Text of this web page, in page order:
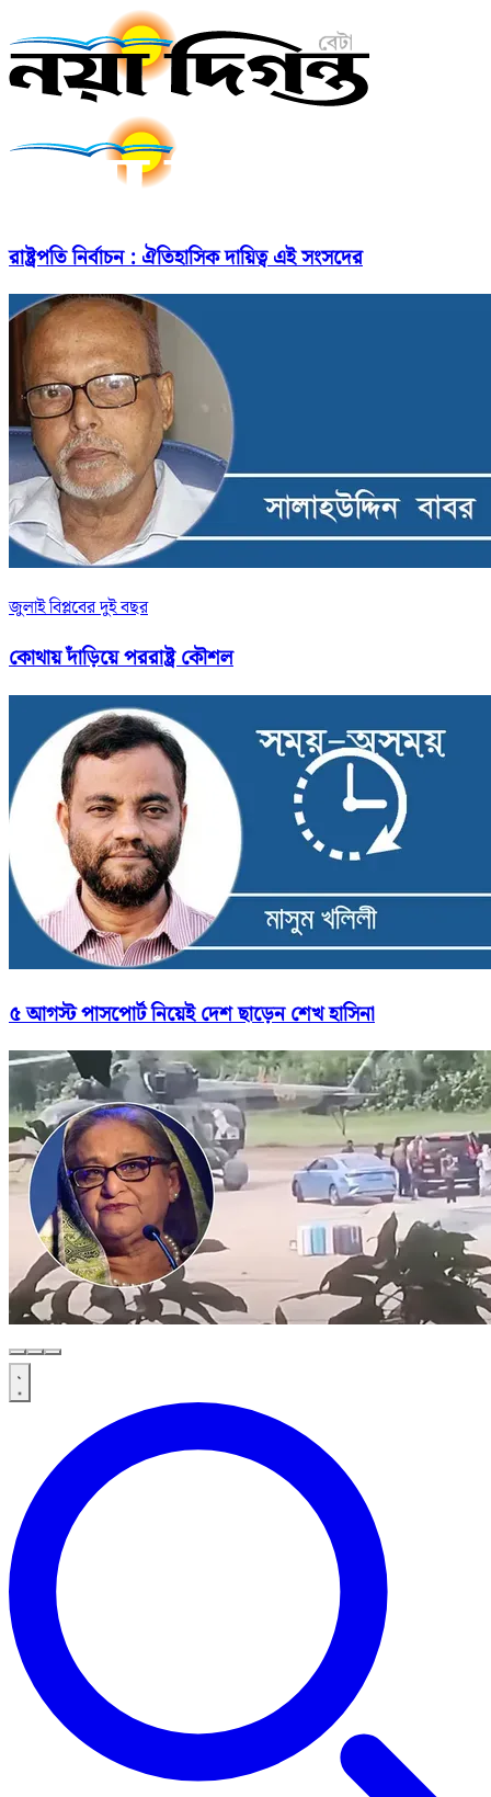
রাষ্ট্রপতি নির্বাচন : ঐতিহাসিক দায়িত্ব এই সংসদের
জুলাই বিপ্লবের দুই বছর
কোথায় দাঁড়িয়ে পররাষ্ট্র কৌশল
৫ আগস্ট পাসপোর্ট নিয়েই দেশ ছাড়েন শেখ হাসিনা